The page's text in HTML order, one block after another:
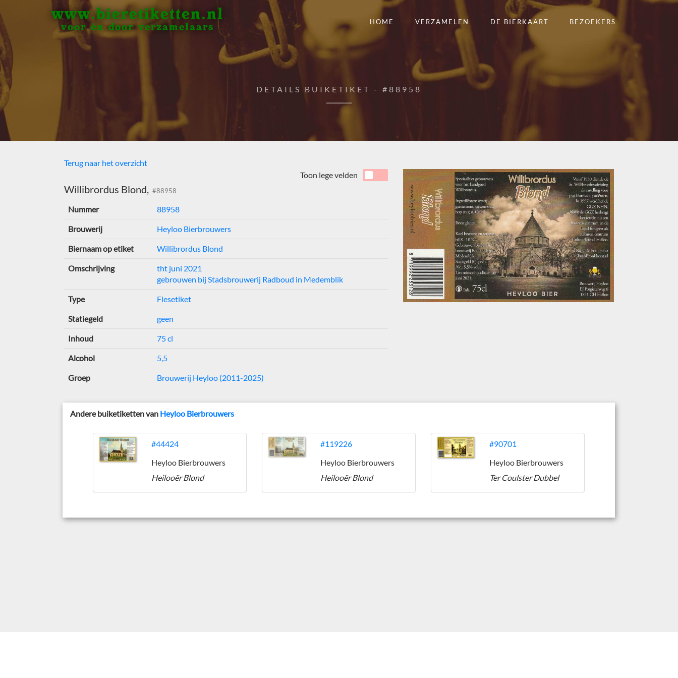
www.bieretiketten.nl
voor én door verzamelaars
HOME VERZAMELEN DE BIERKAART BEZOEKERS
DETAILS BUIKETIKET - #88958
Terug naar het overzicht
Willibrordus Blond, #88958
Toon lege velden
Nummer 88958
Brouwerij Heyloo Bierbrouwers
Biernaam op etiket Willibrordus Blond
Omschrijving
tht juni 2021
gebrouwen bij Stadsbrouwerij Radboud in Medemblik
Type Flesetiket
Statiegeld geen
Inhoud 75 cl
Alcohol 5,5
Groep Brouwerij Heyloo (2011-2025)
Andere buiketiketten van Heyloo Bierbrouwers
#44424
Heyloo Bierbrouwers
Heilooër Blond
#119226
Heyloo Bierbrouwers
Heilooër Blond
#90701
Heyloo Bierbrouwers
Ter Coulster Dubbel